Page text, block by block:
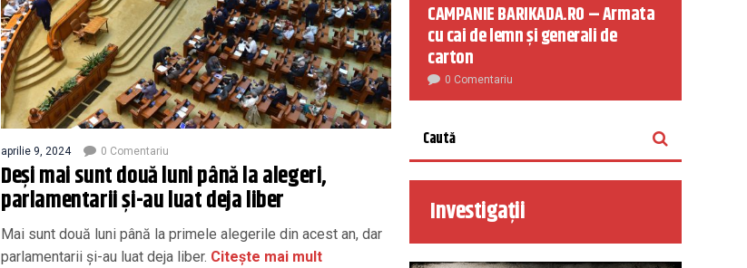
aprilie 9, 2024 0 Comentariu
Deși mai sunt două luni până la alegeri,
parlamentarii și-au luat deja liber
Mai sunt două luni până la primele alegerile din acest an, dar
parlamentarii și-au luat deja liber. Citește mai mult
CAMPANIE BARIKADA.RO – Armata
cu cai de lemn și generali de
carton
0 Comentariu
Investigații